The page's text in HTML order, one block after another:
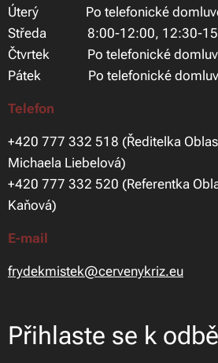
Úterý Po telefonické
Středa 8:00-12:00, 12:30-
Čtvrtek Po telefonické
Pátek Po telefonické
Telefon
+420 777 332 518 (Ředitelka
Michaela Liebelová)
+420 777 332 520 (Referentka
Kaňová)
E-mail
frydekmistek@cervenykriz.eu
Přihlaste se k